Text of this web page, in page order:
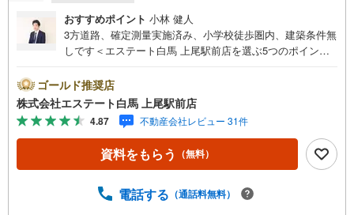
おすすめポイント 小林 健人
3方道路、確定測量実施済み、小学校徒歩圏内、建築条件無
しです＜エステート白馬 上尾駅前店を選ぶ5つのポイント
ドー上尾駅前店」内に立地。2.無料駐車場完備のお店立体
駐車場は全480台収容可。駐車場完備してます。3.大型キッ
ズスペース当店自慢のキッズスペースをぜひご覧くださ
い。店内におむつ替えコーナーもご用意してます。4.年中
無休・365日営業でお手伝い営業時間:10時～20時まで。ス
ピードある対応が自慢のお店です。5.提携FPへの無料個別
と無料相談。ローン返済について、老後や学費等も含めた
ゴールド推奨店
株式会社エステート白馬 上尾駅前店
4.87 不動産会社レビュー 31件
資料をもらう （無料）
電話する （通話料無料）